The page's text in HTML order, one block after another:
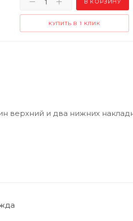
В КОРЗИНУ
КУПИТЬ В 1 КЛИК
верхний и два нижних